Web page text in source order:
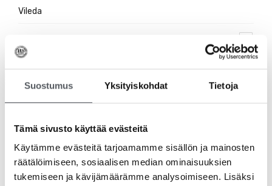
Suostumus Yksityiskohdat Tietoja
Tämä sivusto käyttää evästeitä
Käytämme evästeitä tarjoamamme sisällön ja mainosten
räätälöimiseen, sosiaalisen median ominaisuuksien
tukemiseen ja kävijämäärämme analysoimiseen. Lisäksi
Vileda
Jätehuolto
Pehmopaperit
Pesuaineet
Ravintolatarvikkeet